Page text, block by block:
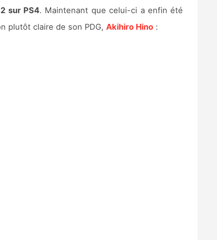
sur PS4. Maintenant que celui-ci a enfin été
plutôt claire de son PDG, Akihiro Hino: